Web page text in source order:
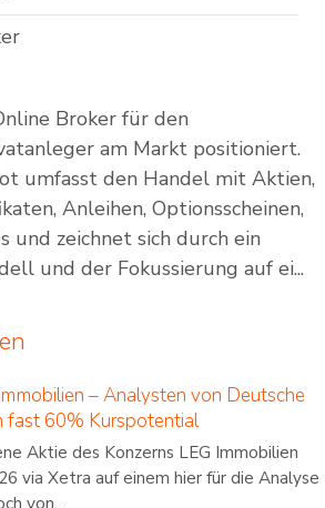
Broker für den
am Markt positioniert.
umfasst den Handel mit Aktien,
Anleihen, Optionsscheinen,
und zeichnet sich durch ein
und der Fokussierung auf ei...
– Analysten von Deutsche
fast 60% Kurspotential
Aktie des Konzerns LEG Immobilien
via Xetra auf einem hier für die Analyse
von...